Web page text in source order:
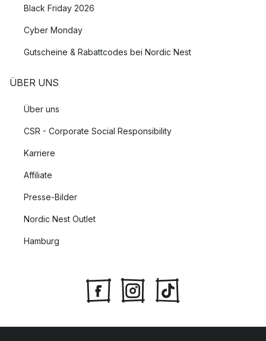
Black Friday 2026
Cyber Monday
Gutscheine & Rabattcodes bei Nordic Nest
ÜBER UNS
Über uns
CSR - Corporate Social Responsibility
Karriere
Affiliate
Presse-Bilder
Nordic Nest Outlet
Hamburg